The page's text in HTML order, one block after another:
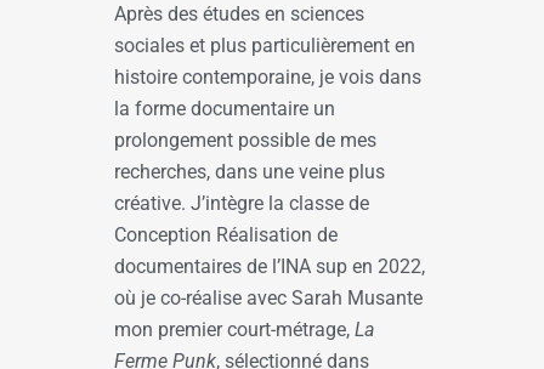
Après des études en sciences
sociales et plus particulièrement en
histoire contemporaine, je vois dans
la forme documentaire un
prolongement possible de mes
recherches, dans une veine plus
créative. J’intègre la classe de
Conception Réalisation de
documentaires de l’INA sup en 2022,
où je co-réalise avec Sarah Musante
mon premier court-métrage, La
Ferme Punk, sélectionné dans